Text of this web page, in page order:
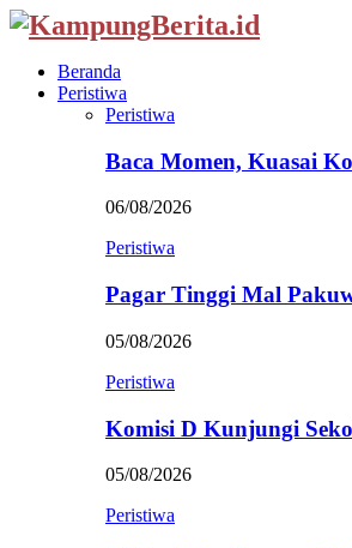
Beranda
Peristiwa
Peristiwa
Baca Momen, Kuasai
06/08/2026
Peristiwa
Pagar Tinggi Mal
05/08/2026
Peristiwa
Komisi D Kunjungi
05/08/2026
Peristiwa